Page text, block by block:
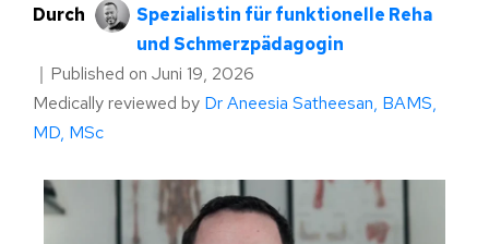
Durch
Spezialistin für funktionelle Reha
und Schmerzpädagogin
｜ Published on Juni 19, 2026
Medically reviewed by Dr Aneesia Satheesan, BAMS,
MD, MSc